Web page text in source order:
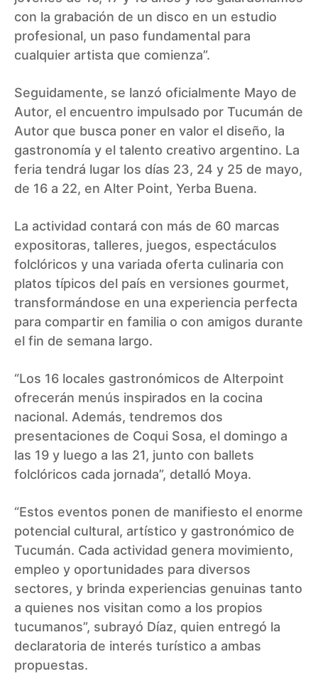
con la grabación de un disco en un estudio
profesional, un paso fundamental para
cualquier artista que comienza”.
Seguidamente, se lanzó oficialmente Mayo de
Autor, el encuentro impulsado por Tucumán de
Autor que busca poner en valor el diseño, la
gastronomía y el talento creativo argentino. La
feria tendrá lugar los días 23, 24 y 25 de mayo,
de 16 a 22, en Alter Point, Yerba Buena.
La actividad contará con más de 60 marcas
expositoras, talleres, juegos, espectáculos
folclóricos y una variada oferta culinaria con
platos típicos del país en versiones gourmet,
transformándose en una experiencia perfecta
para compartir en familia o con amigos durante
el fin de semana largo.
“Los 16 locales gastronómicos de Alterpoint
ofrecerán menús inspirados en la cocina
nacional. Además, tendremos dos
presentaciones de Coqui Sosa, el domingo a
las 19 y luego a las 21, junto con ballets
folclóricos cada jornada”, detalló Moya.
“Estos eventos ponen de manifiesto el enorme
potencial cultural, artístico y gastronómico de
Tucumán. Cada actividad genera movimiento,
empleo y oportunidades para diversos
sectores, y brinda experiencias genuinas tanto
a quienes nos visitan como a los propios
tucumanos”, subrayó Díaz, quien entregó la
declaratoria de interés turístico a ambas
propuestas.